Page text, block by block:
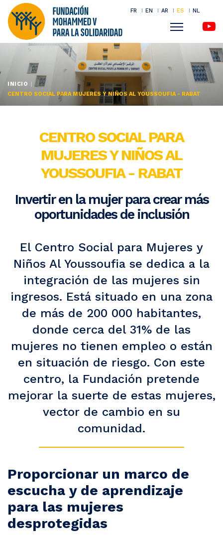
contenido
principal
FR EN AR ES NL
Menu
INICIO
CENTRO SOCIAL PARA MUJERES Y NIÑOS AL YOUSSOUFIA - RABAT
CENTRO SOCIAL PARA
MUJERES Y NIÑOS AL
YOUSSOUFIA - RABAT
Invertir en la mujer para crear más
oportunidades de inclusión
El Centro Social para Mujeres y
Niños Al Youssoufia se dedica a la
integración de las mujeres sin
ingresos. Está situado en una zona
de más de 200 000 habitantes,
donde cerca del 31% de las
mujeres no tienen empleo o están
en situación de riesgo. Con este
centro, la Fundación pretende
mejorar la suerte de estas mujeres,
vector de cambio en su
comunidad.
Proporcionar un marco de
escucha y de aprendizaje
para las mujeres
desprotegidas